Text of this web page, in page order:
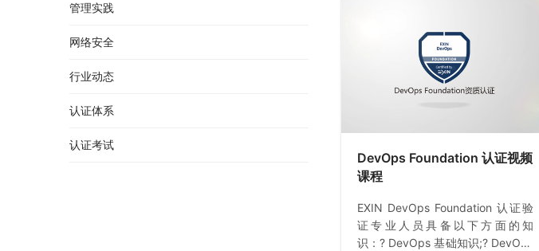
DevOps Foundation 认证视频
课程
EXIN DevOps Foundation 认证验
证专业人员具备以下方面的知
识：? DevOps 基础知识;? DevOps
管理实践
网络安全
行业动态
认证体系
认证考试